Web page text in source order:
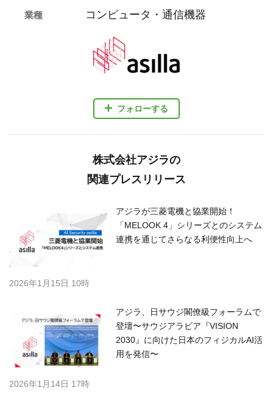
フォローする
業種 コンピュータ・通信機器
株式会社アジラの
関連プレスリリース
アジラが三菱電機と協業開始！
「MELOOK 4」シリーズとのシステム
連携を通じてさらなる利便性向上へ
2026年1月15日 10時
アジラ、日サウジ閣僚級フォーラムで
登壇〜サウジアラビア『VISION
2030』に向けた日本のフィジカルAI活
用を発信〜
2026年1月14日 17時